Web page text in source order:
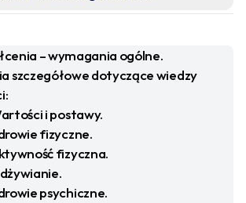
– wymagania ogólne.
szczegółowe dotyczące wiedzy
i postawy.
fizyczne.
fizyczna.
psychiczne.